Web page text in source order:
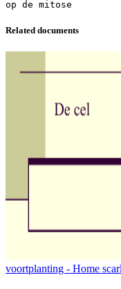
Related documents
voortplanting - Home